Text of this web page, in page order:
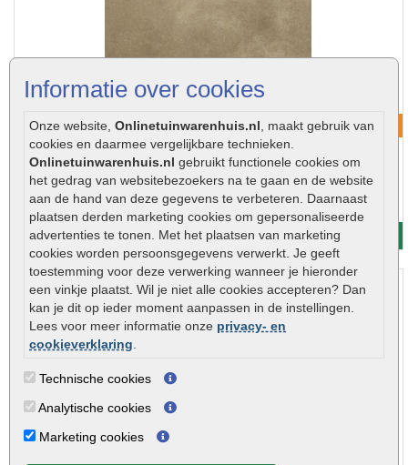
Informatie over cookies
Onze website, Onlinetuinwarenhuis.nl , maakt gebruik van
cookies en daarmee vergelijkbare technieken.
Onlinetuinwarenhuis.nl gebruikt functionele cookies om
het gedrag van websitebezoekers na te gaan en de website
aan de hand van deze gegevens te verbeteren. Daarnaast
plaatsen derden marketing cookies om gepersonaliseerde
advertenties te tonen. Met het plaatsen van marketing
cookies worden persoonsgegevens verwerkt. Je geeft
toestemming voor deze verwerking wanneer je hieronder
een vinkje plaatst. Wil je niet alle cookies accepteren? Dan
kan je dit op ieder moment aanpassen in de instellingen.
Lees voor meer informatie onze privacy- en
cookieverklaring
Technische cookies
Analytische cookies
Marketing cookies
Korting mogelijk!
Kera Twice Cerabeton taupe 90x90x5,8cm
Kera Twice Cerabeton taupe 90x90x5,8cm..
Meer info
€ 84,95
Opruiming